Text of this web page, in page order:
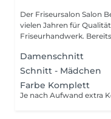
Der Friseursalon Salon
vielen Jahren für
Friseurhandwerk.
Damenschnitt
Schnitt - Mädchen
Farbe Komplett
Je nach Aufwand extra